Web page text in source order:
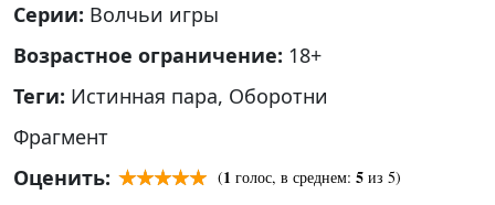
Серии: Волчьи игры
Возрастное ограничение: 18+
Теги: Истинная пара, Оборотни
Фрагмент
Оценить:
(1 голос, в среднем: 5 из 5)